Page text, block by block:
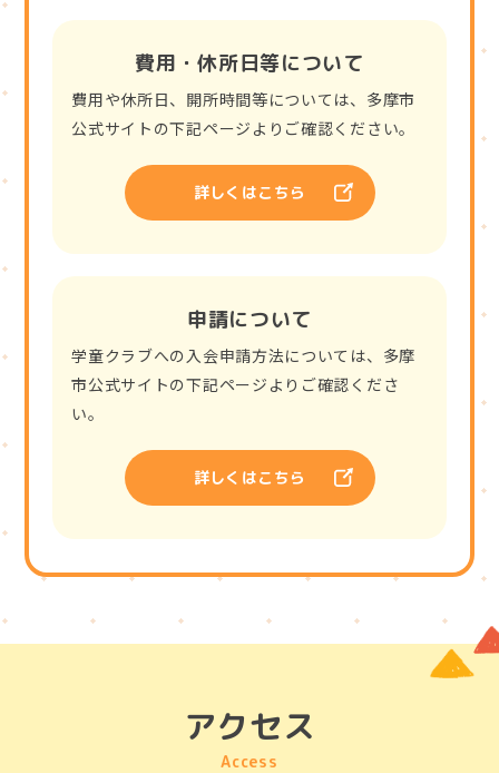
費用・休所日等について
費用や休所日、開所時間等については、多摩市
公式サイトの下記ページよりご確認ください。
詳しくはこちら
申請について
学童クラブへの入会申請方法については、多摩
市公式サイトの下記ページよりご確認くださ
い。
詳しくはこちら
アクセス
Access